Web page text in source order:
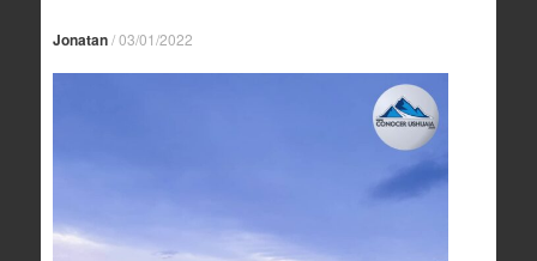
Jonatan/03/01/2022